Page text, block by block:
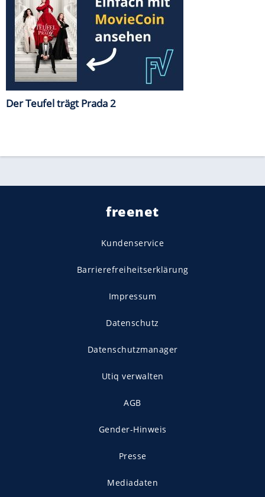
Der Teufel trägt Prada 2
freenet
Kundenservice
Barrierefreiheitserklärung
Impressum
Datenschutz
Datenschutzmanager
Utiq verwalten
AGB
Gender-Hinweis
Presse
Mediadaten